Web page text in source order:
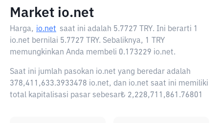
Market io.net
Harga, io.net saat ini adalah 5.7727 TRY. Ini berarti 1
io.net bernilai 5.7727 TRY. Sebaliknya, 1 TRY
memungkinkan Anda membeli 0.173229 io.net.
Saat ini jumlah pasokan io.net yang beredar adalah
378,411,633.3933478 io.net, dan io.net saat ini memiliki
total kapitalisasi pasar sebesar₺ 2,228,711,861.76801